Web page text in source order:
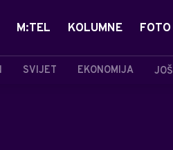
SVIJET EKONOMIJA JOŠ
M:TEL KOLUMNE FOTO